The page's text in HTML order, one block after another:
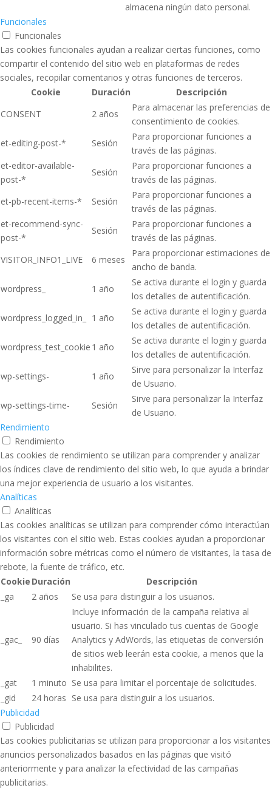
almacena ningún dato personal.
Funcionales
Funcionales
Las cookies funcionales ayudan a realizar ciertas funciones, como
compartir el contenido del sitio web en plataformas de redes
sociales, recopilar comentarios y otras funciones de terceros.
Cookie
Duración
Descripción
CONSENT
2 años
Para almacenar las preferencias de
consentimiento de cookies.
et-editing-post-*
Sesión
Para proporcionar funciones a
través de las páginas.
et-editor-available-
post-*
Sesión
Para proporcionar funciones a
través de las páginas.
et-pb-recent-items-*
Sesión
Para proporcionar funciones a
través de las páginas.
et-recommend-sync-
post-*
Sesión
Para proporcionar funciones a
través de las páginas.
VISITOR_INFO1_LIVE
6 meses
Para proporcionar estimaciones de
ancho de banda.
wordpress_
1 año
Se activa durante el login y guarda
los detalles de autentificación.
wordpress_logged_in_
1 año
Se activa durante el login y guarda
los detalles de autentificación.
wordpress_test_cookie 1 año
Se activa durante el login y guarda
los detalles de autentificación.
wp-settings-
1 año
Sirve para personalizar la Interfaz
de Usuario.
wp-settings-time-
Sesión
Sirve para personalizar la Interfaz
de Usuario.
Rendimiento
Rendimiento
Las cookies de rendimiento se utilizan para comprender y analizar
los índices clave de rendimiento del sitio web, lo que ayuda a brindar
una mejor experiencia de usuario a los visitantes.
Analíticas
Analíticas
Las cookies analíticas se utilizan para comprender cómo interactúan
los visitantes con el sitio web. Estas cookies ayudan a proporcionar
información sobre métricas como el número de visitantes, la tasa de
rebote, la fuente de tráfico, etc.
Cookie Duración
Descripción
_ga
2 años Se usa para distinguir a los usuarios.
_gac_ 90 días
Incluye información de la campaña relativa al
usuario. Si has vinculado tus cuentas de Google
Analytics y AdWords, las etiquetas de conversión
de sitios web leerán esta cookie, a menos que la
inhabilites.
_gat
1 minuto Se usa para limitar el porcentaje de solicitudes.
_gid
24 horas Se usa para distinguir a los usuarios.
Publicidad
Publicidad
Las cookies publicitarias se utilizan para proporcionar a los visitantes
anuncios personalizados basados ​​en las páginas que visitó
anteriormente y para analizar la efectividad de las campañas
publicitarias.